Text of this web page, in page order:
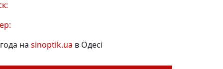
на sinoptik.ua в Одесі